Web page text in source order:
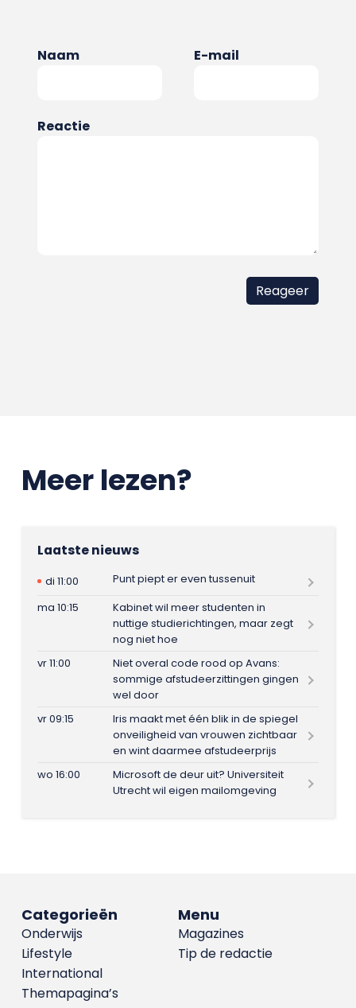
Naam E-mail
Reactie
Meer lezen?
Laatste nieuws
di 11:00
Punt piept er even tussenuit
ma 10:15
Kabinet wil meer studenten in
nuttige studierichtingen, maar zegt
nog niet hoe
vr 11:00
Niet overal code rood op Avans:
sommige afstudeerzittingen gingen
wel door
vr 09:15
Iris maakt met één blik in de spiegel
onveiligheid van vrouwen zichtbaar
en wint daarmee afstudeerprijs
wo 16:00
Microsoft de deur uit? Universiteit
Utrecht wil eigen mailomgeving
Menu
Magazines
Tip de redactie
Categorieën
Onderwijs
Lifestyle
International
Themapagina’s